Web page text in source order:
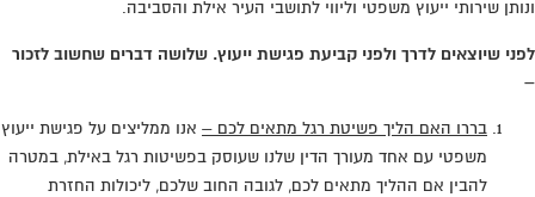
ונותן שירותי ייעוץ משפטי וליווי לתושבי העיר אילת והסביבה.
לפני שיוצאים לדרך ולפני קביעת פגישת ייעוץ. שלושה דברים שחשוב לזכור
–
בררו האם הליך פשיטת רגל מתאים לכם – אנו ממליצים על פגישת ייעוץ
משפטי עם אחד מעורך הדין שלנו שעוסק בפשיטות רגל באילת, במטרה
להבין אם ההליך מתאים לכם, לגובה החוב שלכם, ליכולות החזרת